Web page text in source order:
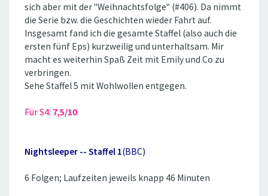
sich aber mit der ''Weihnachtsfolge'' (#406). Da nimmt
die Serie bzw. die Geschichten wieder Fahrt auf.
Insgesamt fand ich die gesamte Staffel (also auch die
ersten fünf Eps) kurzweilig und unterhaltsam. Mir
macht es weiterhin Spaß Zeit mit Emily und Co zu
verbringen.
Sehe Staffel 5 mit Wohlwollen entgegen.
Für S4: 7,5/10
Nightsleeper -- Staffel 1(BBC)
6 Folgen; Laufzeiten jeweils knapp 46 Minuten